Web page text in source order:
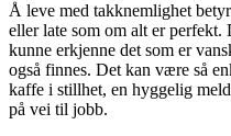
Å leve med takknemlighet
eller late som om alt er perfekt.
kunne erkjenne det som er
også finnes. Det kan være så
kaffe i stillhet, en hyggelig
på vei til jobb.